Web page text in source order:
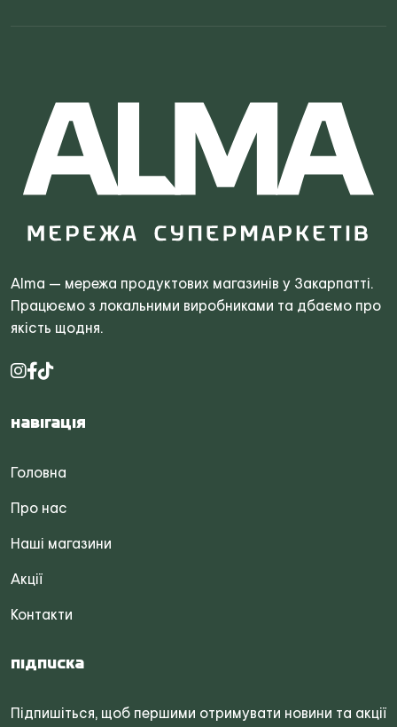
Alma — мережа продуктових магазинів у Закарпатті.
Працюємо з локальними виробниками та дбаємо про
якість щодня.
Навігація
Головна
Про нас
Наші магазини
Акції
Контакти
Підписка
Підпишіться, щоб першими отримувати новини та акції